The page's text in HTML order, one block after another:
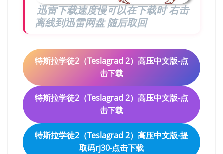
迅雷下载速度慢可以在下载时 右击
离线到迅雷网盘 随后取回
特斯拉学徒2（Teslagrad 2）高压中文版-点
击下载
特斯拉学徒2（Teslagrad 2）高压中文版-点
击下载
特斯拉学徒2（Teslagrad 2）高压中文版-提
取码rj30-点击下载